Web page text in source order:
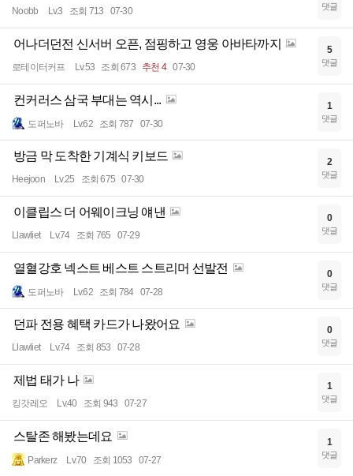
Noobb Lv.3 조회 713 07-30 댓글
어나더던전 신서버 오픈, 점핑하고 영웅 아바타까지
로테이터커프 Lv.53 조회 673 추천 4 07-30
5
댓글
컨커러스 삼국 부대는 역시...
도퍼노바 Lv.62 조회 787 07-30
1
댓글
방금 막 도착한 기계식 키보드
Heejoon Lv.25 조회 675 07-30
2
댓글
이클립스 더 어웨이크닝 얘낸
Llawliet Lv.74 조회 765 07-29
0
댓글
열혈강호 넥스트 베스트 스트리머 선발전
도퍼노바 Lv.62 조회 784 07-28
0
댓글
던파 전용 혜택 카드가 나왔어요
Llawliet Lv.74 조회 853 07-28
0
댓글
제법 태가 나
킹갓레오 Lv.40 조회 943 07-27
1
댓글
스탈존 해봤는데요
Parkerz Lv.70 조회 1053 07-27
1
댓글